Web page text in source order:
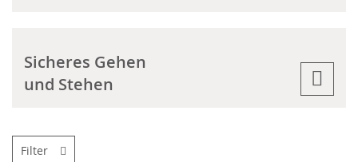
Sicheres Gehen
und Stehen
Filter